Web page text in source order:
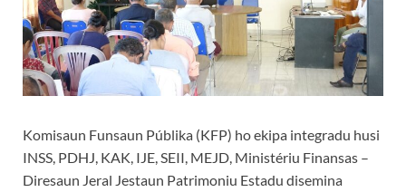
Komisaun Funsaun Públika (KFP) ho ekipa integradu husi
INSS, PDHJ, KAK, IJE, SEII, MEJD, Ministériu Finansas –
Diresaun Jeral Jestaun Patrimoniu Estadu disemina